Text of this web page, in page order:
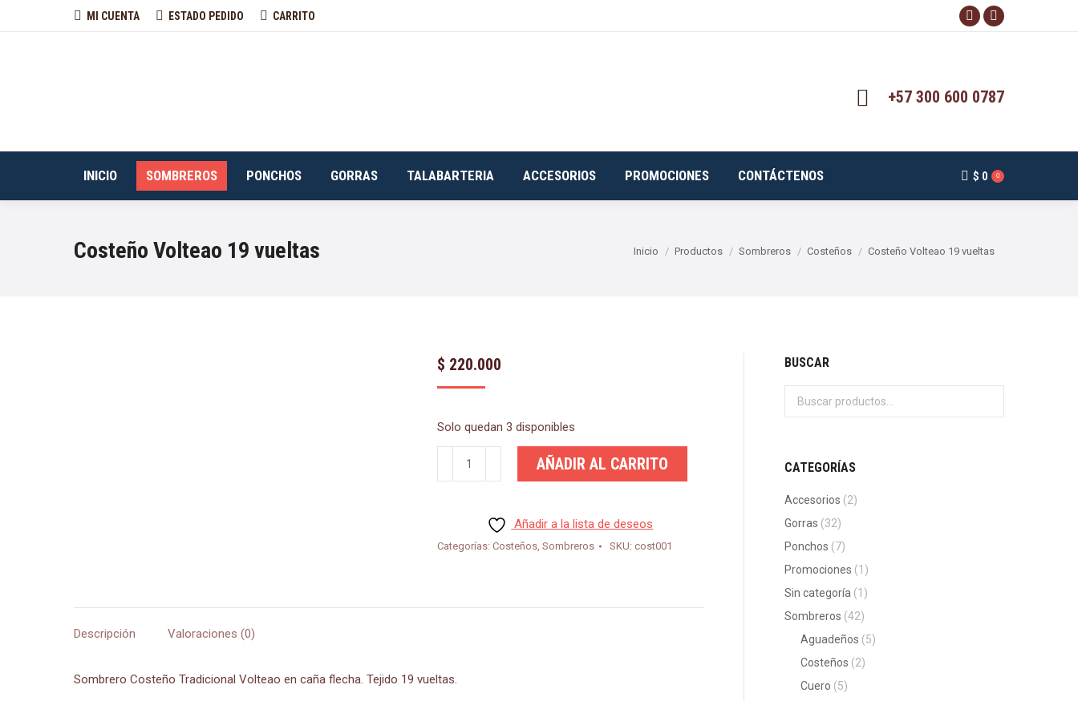
MI CUENTA ESTADO PEDIDO CARRITO
Facebook
in
Instagram
in
+57 300 600 0787
INICIO SOMBREROS PONCHOS GORRAS TALABARTERIA ACCESORIOS PROMOCIONES CONTÁCTENOS $ 0 0
Costeño Volteao 19 vueltas Estás aquí:
Inicio Productos Sombreros Costeños Costeño Volteao 19 vueltas
$ 220.000
Solo quedan 3 disponibles
Costeño
Volteao
cantidad
AÑADIR AL CARRITO
Añadir a la lista de deseos
Categorías: Costeños, Sombreros SKU: cost001
Descripción Valoraciones (0)
Sombrero Costeño Tradicional Volteao en caña flecha. Tejido 19 vueltas.
BUSCAR
CATEGORÍAS
Accesorios (2)
Gorras (32)
Ponchos (7)
Promociones (1)
Sin categoría (1)
Sombreros (42)
Aguadeños (5)
Costeños (2)
Cuero (5)